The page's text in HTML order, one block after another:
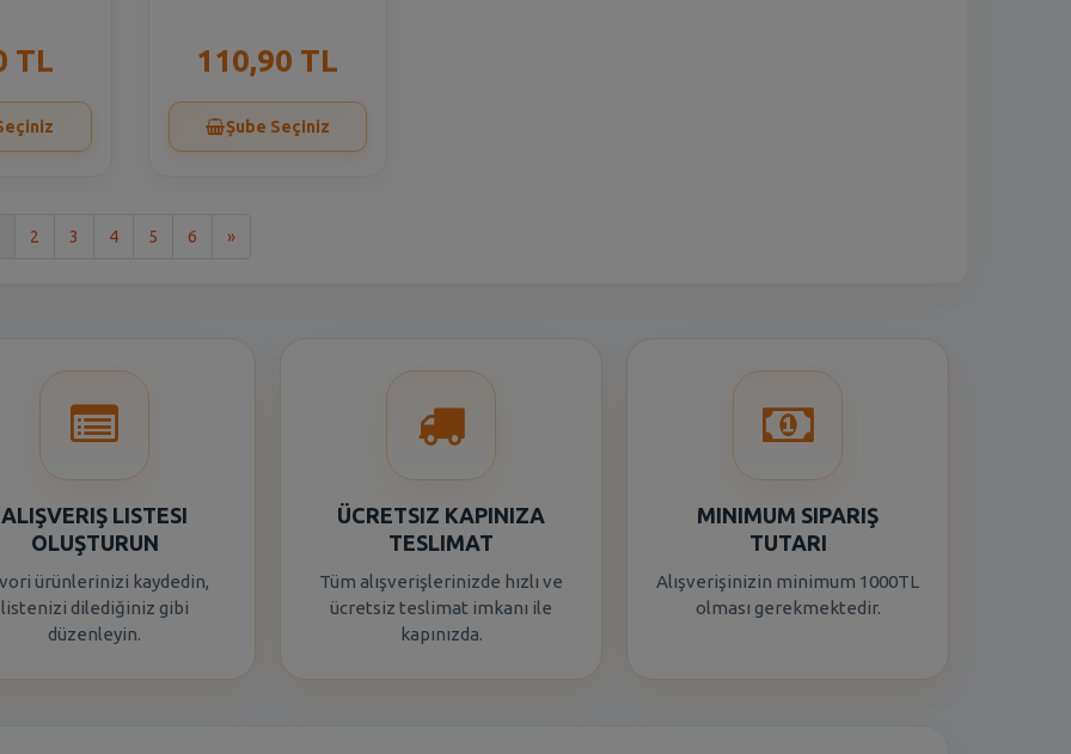
TL 110,90 TL
Şube Seçiniz
2 3 4 5 6 »Son
ALIŞVERIŞ LISTESI
OLUŞTURUN
ürünlerinizi kaydedin,
listenizi dilediğiniz gibi
düzenleyin.
ÜCRETSIZ KAPINIZA
TESLIMAT
Tüm alışverişlerinizde hızlı ve
ücretsiz teslimat imkanı ile
kapınızda.
MINIMUM SIPARIŞ
TUTARI
Alışverişinizin minimum 1000TL
olması gerekmektedir.